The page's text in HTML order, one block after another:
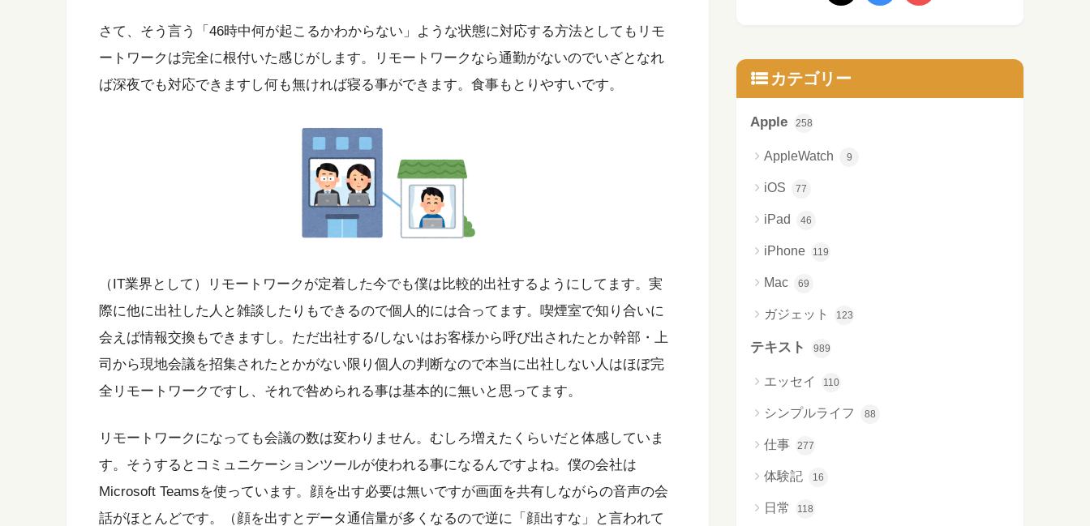
さて、そう言う「46時中何が起こるかわからない」ような状態に対応する方法としてもリモ
ートワークは完全に根付いた感じがします。リモートワークなら通勤がないのでいざとなれ
ば深夜でも対応できますし何も無ければ寝る事ができます。食事もとりやすいです。
（IT業界として）リモートワークが定着した今でも僕は比較的出社するようにしてます。実
際に他に出社した人と雑談したりもできるので個人的には合ってます。喫煙室で知り合いに
会えば情報交換もできますし。ただ出社する/しないはお客様から呼び出されたとか幹部・上
司から現地会議を招集されたとかがない限り個人の判断なので本当に出社しない人はほぼ完
全リモートワークですし、それで咎められる事は基本的に無いと思ってます。
リモートワークになっても会議の数は変わりません。むしろ増えたくらいだと体感していま
す。そうするとコミュニケーションツールが使われる事になるんですよね。僕の会社は
Microsoft Teamsを使っています。顔を出す必要は無いですが画面を共有しながらの音声の会
話がほとんどです。（顔を出すとデータ通信量が多くなるので逆に「顔出すな」と言われて
カテゴリー
Apple 258
AppleWatch 9
iOS 77
iPad 46
iPhone 119
Mac 69
ガジェット 123
テキスト 989
エッセイ 110
シンプルライフ 88
仕事 277
体験記 16
日常 118